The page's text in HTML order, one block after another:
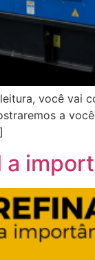
você
a
a